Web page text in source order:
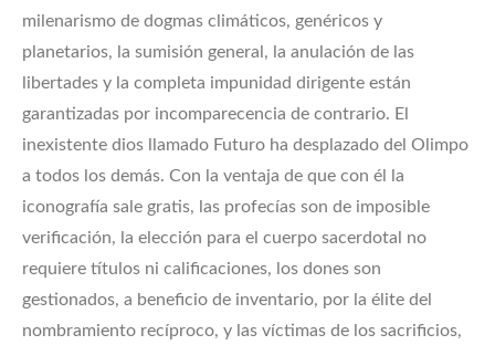
milenarismo de dogmas climáticos, genéricos y
planetarios, la sumisión general, la anulación de las
libertades y la completa impunidad dirigente están
garantizadas por incomparecencia de contrario. El
inexistente dios llamado Futuro ha desplazado del Olimpo
a todos los demás. Con la ventaja de que con él la
iconografía sale gratis, las profecías son de imposible
verificación, la elección para el cuerpo sacerdotal no
requiere títulos ni calificaciones, los dones son
gestionados, a beneficio de inventario, por la élite del
nombramiento recíproco, y las víctimas de los sacrificios,